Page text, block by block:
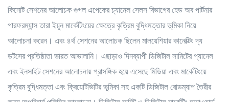
কিনোট সেশনের আলোচক গুগল এপেকের চ্যানেল সেলস বিভাগের হেড অব পার্টনার
পারফরম্যান্স তারা ইয়ুন মার্কেটিংয়ের ক্ষেত্রে কৃত্রিম বুদ্ধিমত্তার ভূমিকা নিয়ে
আলোচনা করেন। এবং ৪র্থ সেশনের আলোচক ছিলেন মালয়েশিয়ার কানেক্টিং দ্য
ডটসের প্রতিষ্ঠাতা ভারত আভালানি। এছাড়াও দিনব্যাপী ডিজিটাল সামিটের প্যানেল
এবং ইনসাইট সেশনের আলোচনায় প্রাসঙ্গিক হয়ে এসেছে মিডিয়া এবং মার্কেটিংয়ে
কৃত্রিম বুদ্ধিমত্তা এবং ক্রিয়েটিভিটির ভূমিকা সহ একটি ডিজিটাল রোডম্যাপ তৈরীর